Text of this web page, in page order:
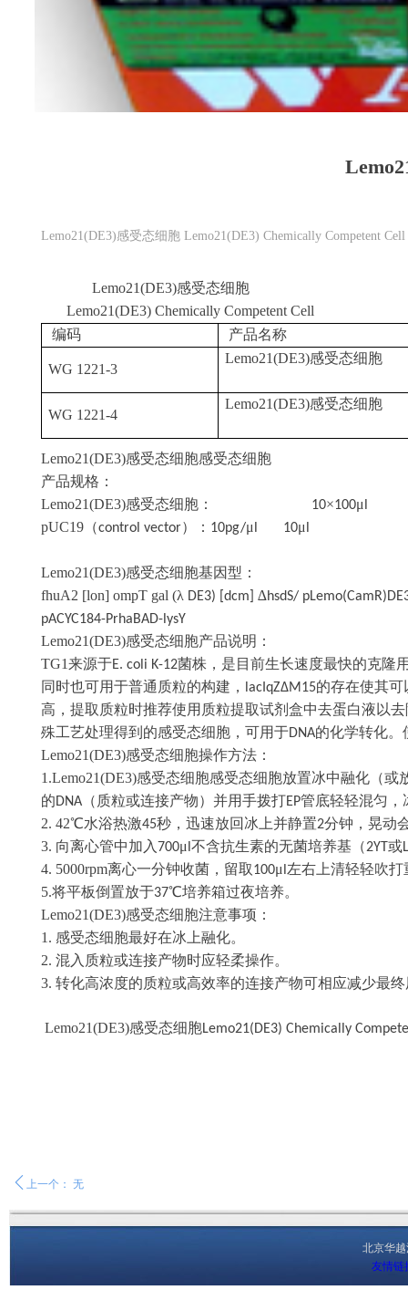
Lemo21(DE3)感受态细胞 Lemo21(DE3) Chemically Competent Cell
ꄴ 上一个： 无
Lemo21(DE3)感受态细胞
Lemo21(DE3) Chemically Competent Cell
编码
产品名称
WG 1221-3
Lemo21(DE3)感受态细胞
WG 1221-4
Lemo21(DE3)感受态细胞
Lemo21(DE3)感受态细胞感受态细胞
产品规格：
Lemo21(DE3)感受态细胞： 10×100μ
pUC19 （control vector）： 10pg/μ l 10μ
Lemo21(DE3)感受态细胞基因型：
fhuA2 [lon] ompT gal (λ DE3) [dcm] ∆hsdS/
pACYC184-PrhaBAD-lysY
Lemo21(DE3)感受态细胞产品说明：
TG1来源于E. coli K-12菌株，是目前生长速度最快的克隆
同时也可用于普通质粒的构建，
lacIqZΔM15的存在使其
高，提取质粒时推荐使用质粒提取试剂盒中去蛋白液以
殊工艺处理得到的感受态细胞，可用于DNA的化学转化。
Lemo21(DE3)感受态细胞操作方法：
1.Lemo21(DE3)感受态细胞感受态细胞放置冰中融化（
的DNA （质粒或连接产物）并用手拨打EP管底轻轻混匀，
2. 42℃水浴热激45秒，迅速放回冰上并静置2分钟，晃动
3. 向离心管中加入 700μ 不含抗生素的无菌培养基（2YT 或
4. 5000rpm离心一分钟收菌，留取100μ 左右上清轻轻吹
5.将平板倒置放于37℃培养箱过夜培养。
Lemo21(DE3)感受态细胞注意事项：
1. 感受态细胞最好在冰上融化。
2. 混入质粒或连接产物时应轻柔操作。
3. 转化高浓度的质粒或高效率的连接产物可相应减少最
Lemo21(DE3)感受态细胞Lemo21(DE3) Chemically
北京华
友情链